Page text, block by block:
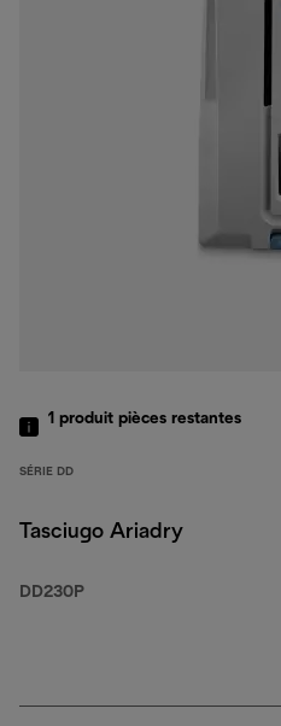
1 produit pièces restantes
SÉRIE DD
Tasciugo Ariadry
DD230P